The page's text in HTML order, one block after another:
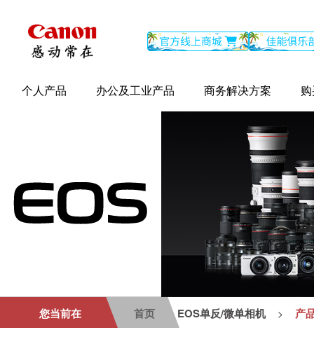
个人产品 办公及工业产品 商务解决方案
您当前在 首页 EOS单反/微单相机 > 产